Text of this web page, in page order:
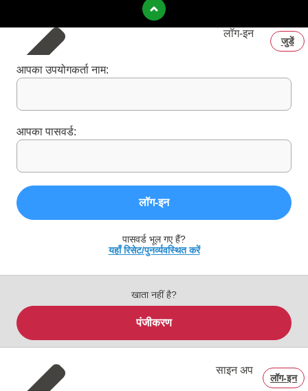
लॉग‑इन
जुडें
आपका उपयोगकर्ता नाम:
आपका पासवर्ड:
लॉग‑इन
पासवर्ड भूल गए हैं?
यहाँ रिसेट/पुनर्व्यवस्थित करें
खाता नहीं है?
पंजीकरण
साइन अप
लॉग‑इन